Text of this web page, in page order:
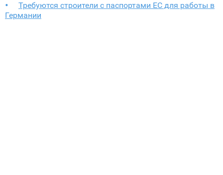
Требуются cтроители с паспортами ЕС для работы в
Германии